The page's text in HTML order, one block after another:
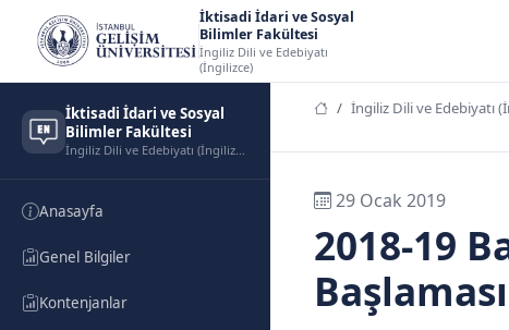
İktisadi İdari ve Sosyal
Bilimler Fakültesi
İngiliz Dili ve Edebiyatı
(İngilizce)
İktisadi İdari ve Sosyal
Bilimler Fakültesi
İngiliz Dili ve Edebiyatı (İngilizce)
Anasayfa
Genel Bilgiler
Kontenjanlar
İngiliz Dili ve Edebiyatı
29 Ocak 2019
2018-19
Başlaması